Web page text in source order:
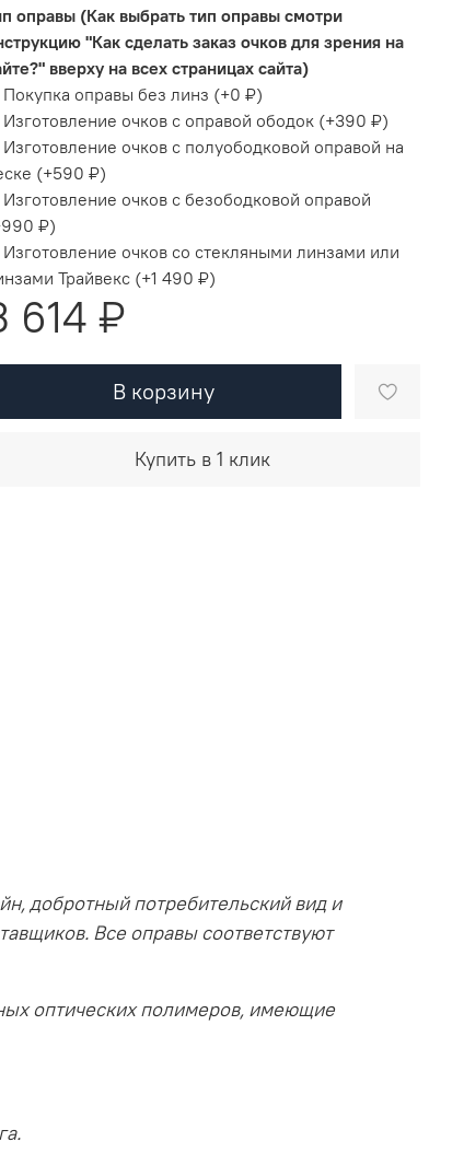
оправы (Как выбрать тип оправы смотри
"Как сделать заказ очков для зрения на
вверху на всех страницах сайта)
Покупка оправы без линз (+0 ₽)
Изготовление очков с оправой ободок (+390 ₽)
Изготовление очков с полуободковой оправой на
(+590 ₽)
Изготовление очков с безободковой оправой
990 ₽)
Изготовление очков со стекляными линзами или
Трайвекс (+1 490 ₽)
614 ₽
В корзину
Купить в 1 клик
добротный потребительский вид и
Все оправы соответствуют
оптических полимеров, имеющие